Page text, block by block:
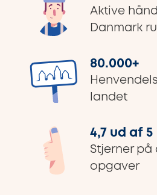
Aktive
Danmark
80.000+
landet
4,7 ud af 5
Stjerner
opgaver